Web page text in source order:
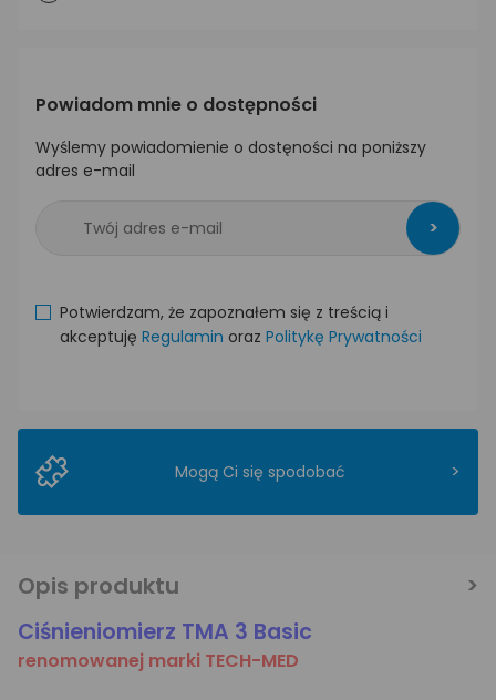
Powiadom mnie o dostępności
Wyślemy powiadomienie o dostęności na poniższy
adres e-mail
>
Potwierdzam, że zapoznałem się z treścią i
akceptuję Regulamin oraz Politykę Prywatności
Mogą Ci się spodobać >
Opis produktu
Ciśnieniomierz TMA 3 Basic
renomowanej marki TECH-MED